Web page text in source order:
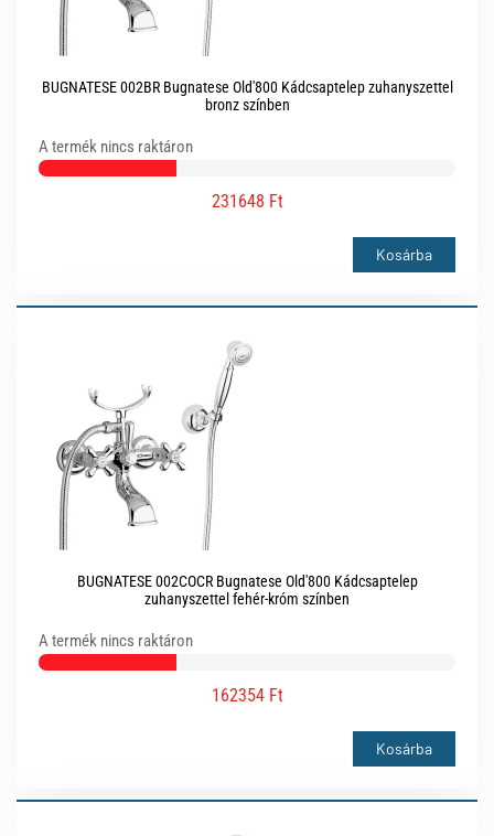
BUGNATESE 002BR Bugnatese Old'800 Kádcsaptelep zuhanyszettel
bronz színben
A termék nincs raktáron
231648 Ft
Kosárba
BUGNATESE 002COCR Bugnatese Old'800 Kádcsaptelep
zuhanyszettel fehér-króm színben
A termék nincs raktáron
162354 Ft
Kosárba